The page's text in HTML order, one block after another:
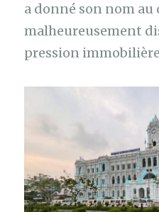
a donné son nom au
malheureusement
pression